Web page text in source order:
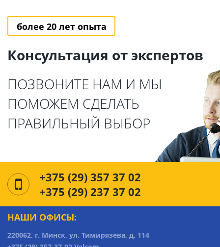
более 20 лет опыта
Консультация от экспертов
ПОЗВОНИТЕ НАМ И МЫ
ПОМОЖЕМ СДЕЛАТЬ
ПРАВИЛЬНЫЙ ВЫБОР
+375 (29) 357 37 02
+375 (29) 237 37 02
НАШИ ОФИСЫ:
220062, г. Минск, ул. Тимирязева, д. 114